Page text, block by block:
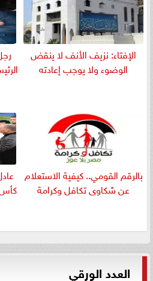
الإفتاء: نزيف الأنف لا ينقض
الوضوء ولا يوجب إعادته
بالرقم القومي.. كيفية الاستعلام
عن شكاوى تكافل وكرامة
كأس
العدد الورقي